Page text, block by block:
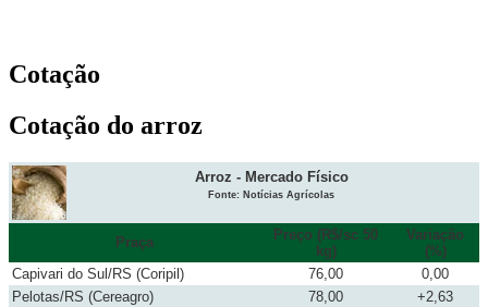
Cotação
Cotação do arroz
Arroz - Mercado Físico
Fonte: Notícias Agrícolas
Praça
Preço (R$/sc 50
kg)
Variação
(%)
Capivari do Sul/RS (Coripil)
76,00
0,00
Pelotas/RS (Cereagro)
78,00
+2,63